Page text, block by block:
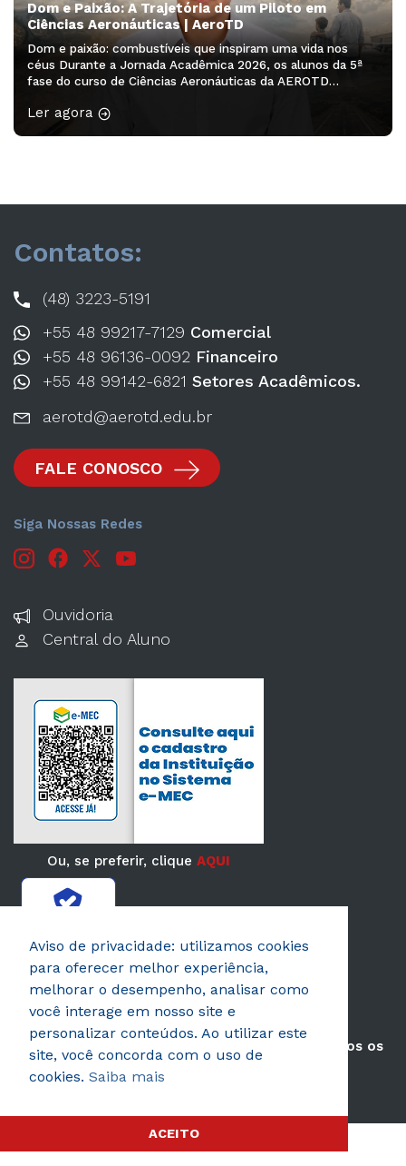
Dom e Paixão: A Trajetória de um Piloto em
Ciências Aeronáuticas | AeroTD
Dom e paixão: combustíveis que inspiram uma vida nos
céus Durante a Jornada Acadêmica 2026, os alunos da 5ª
fase do curso de Ciências Aeronáuticas da AEROTD
edição”, ministrado pela professora Drª Franciele Rodrigues
Ler agora
Contatos:
(48) 3223-5191
+55 48 99217-7129 Comercial
+55 48 96136-0092 Financeiro
+55 48 99142-6821 Setores Acadêmicos.
aerotd@aerotd.edu.br
FALE CONOSCO
Siga Nossas Redes
Ouvidoria
Central do Aluno
Ou, se preferir, clique AQUI
© 2026 AEROTD Faculdade de Tecnologia. Todos os
Aviso de privacidade: utilizamos cookies
para oferecer melhor experiência,
melhorar o desempenho, analisar como
você interage em nosso site e
personalizar conteúdos. Ao utilizar este
site, você concorda com o uso de
cookies. Saiba mais
ACEITO